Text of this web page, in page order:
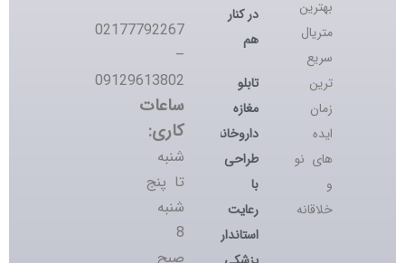
بهترین
متریال
سریع
ترین
زمان
ایده
های نو
و
خلاقانه
در کنار
هم
تابلو
مغازه
داروخانه؛
طراحی
با
رعایت
استانداردهای
02177792267
–
09129613802
ساعات
کاری:
شنبه
تا پنج
شنبه
8
صبح